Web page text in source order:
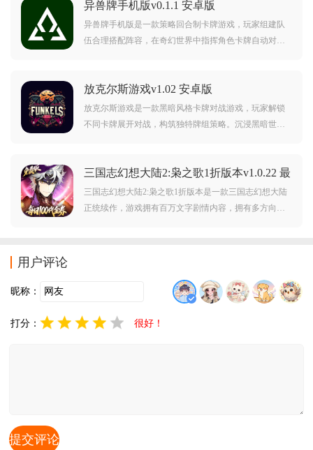
挣脱轮回吗？
异兽牌手机版v0.1.1 安卓版
异兽牌手机版是一款策略回合制卡牌游戏，玩家组建队
伍合理搭配阵容，在奇幻世界中指挥角色卡牌自动对
这款游戏的朋友快来下载试试吧！
放克尔斯游戏v1.02 安卓版
放克尔斯游戏是一款黑暗风格卡牌对战游戏，玩家解锁
不同卡牌展开对战，构筑独特牌组策略。沉浸黑暗世界
术博弈，感受卡牌对战的独特魅力！
三国志幻想大陆2:枭之歌1折版本v1.0.22 最
新版
三国志幻想大陆2:枭之歌1折版本是一款三国志幻想大陆
正统续作，游戏拥有百万文字剧情内容，拥有多方向的
用户评论
昵称：
打分： 很好！